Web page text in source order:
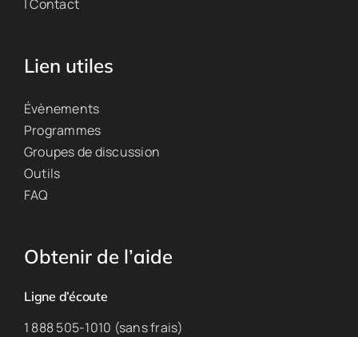
| Contact
Lien utiles
Évènements
Programmes
Groupes de discussion
Outils
FAQ
Obtenir de l’aide
Ligne d’écoute
1 888 505-1010 (sans frais)